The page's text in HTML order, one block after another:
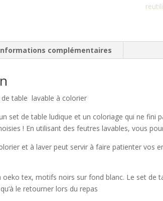
complémentaires
de table lavable à colorier
set de table ludique et un coloriage qui ne fini
! En utilisant des feutres lavables, vous
et à laver peut servir à faire patienter vos
tex, motifs noirs sur fond blanc. Le set de
le retourner lors du repas